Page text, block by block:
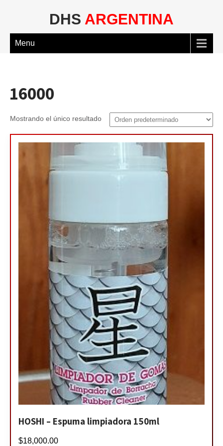
DHS ARGENTINA
Menu
16000
Mostrando el único resultado
HOSHI – Espuma limpiadora 150ml
$18,000.00